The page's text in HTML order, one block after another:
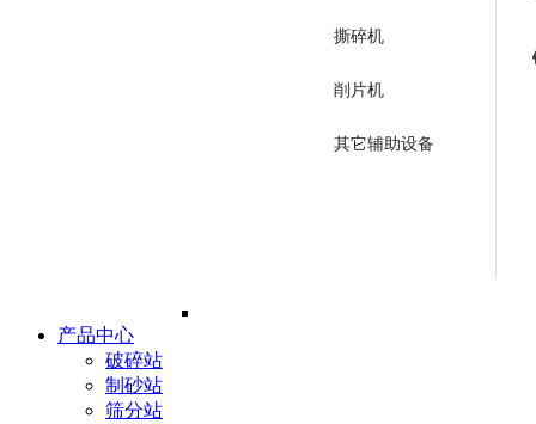
撕碎机
削片机
其它辅助设备
产品中心
破碎站
制砂站
筛分站